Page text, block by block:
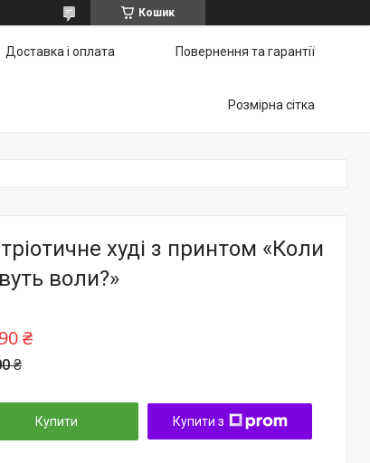
Кошик
Доставка і оплата Повернення та гарантії
Розмірна сітка
худі з принтом «Коли
воли?»
₴
₴
Купити Купити з